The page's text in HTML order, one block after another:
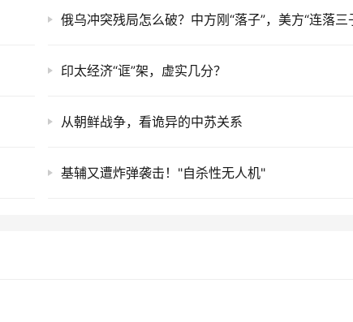
印太经济“诓”架，虚实几分？
从朝鲜战争，看诡异的中苏关系
基辅又遭炸弹袭击！"自杀性无人机"